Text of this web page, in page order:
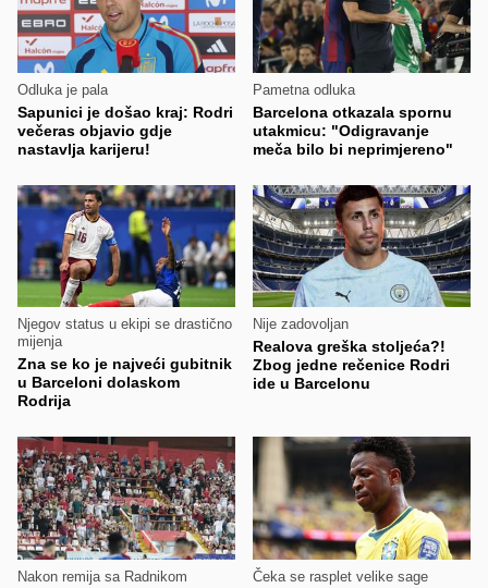
Odluka je pala
Sapunici je došao kraj: Rodri
večeras objavio gdje
nastavlja karijeru!
Pametna odluka
Barcelona otkazala spornu
utakmicu: "Odigravanje
meča bilo bi neprimjereno"
Njegov status u ekipi se drastično
mijenja
Zna se ko je najveći gubitnik
u Barceloni dolaskom
Rodrija
Nije zadovoljan
Realova greška stoljeća?!
Zbog jedne rečenice Rodri
ide u Barcelonu
Nakon remija sa Radnikom Čeka se rasplet velike sage